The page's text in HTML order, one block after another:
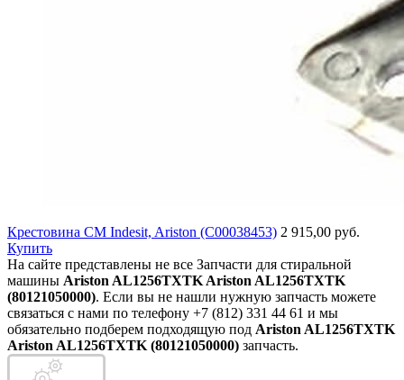
Крестовина СМ Indesit, Ariston (C00038453) 2 915,00 руб.
Купить
На сайте представлены не все Запчасти для стиральной
машины Ariston AL1256TXTK Ariston AL1256TXTK
(80121050000). Если вы не нашли нужную запчасть можете
связаться с нами по телефону +7 (812) 331 44 61 и мы
обязательно подберем подходящую под Ariston AL1256TXTK
Ariston AL1256TXTK (80121050000) запчасть.